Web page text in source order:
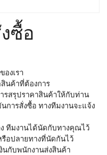
ซื้อ
องเรา
นค้าที่ต้องการ
รสรุปราคาสินค้าให้กับท่าน
การสั่งซื้อ ทางทีมงานจะแจ้ง
ทีมงานได้นัดกับทางคุณไว้
อปลายทางที่นัดกันไว้
นกับพนักงานส่งสินค้า